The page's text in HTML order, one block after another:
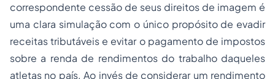
correspondente cessão de seus direitos de imagem é
uma clara simulação com o único propósito de evadir
receitas tributáveis e evitar o pagamento de impostos
sobre a renda de rendimentos do trabalho daqueles
atletas no país. Ao invés de considerar um rendimento